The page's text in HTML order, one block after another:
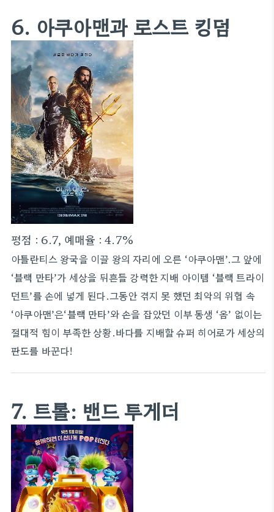
6. 아쿠아맨과 로스트 킹덤
평점 : 6.7, 예매율 : 4.7%
아틀란티스 왕국을 이끌 왕의 자리에 오른 ‘아쿠아맨’.그 앞에
‘블랙 만타’가 세상을 뒤흔들 강력한 지배 아이템 ‘블랙 트라이
던트’를 손에 넣게 된다.그동안 겪지 못 했던 최악의 위협 속
‘아쿠아맨’은‘블랙 만타’와 손을 잡았던 이부 동생 ‘옴’ 없이는
절대적 힘이 부족한 상황.바다를 지배할 슈퍼 히어로가 세상의
판도를 바꾼다!
7. 트롤: 밴드 투게더